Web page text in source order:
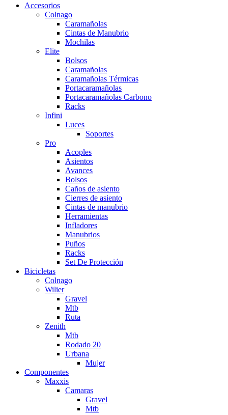
Accesorios
Colnago
Caramañolas
Cintas de Manubrio
Mochilas
Elite
Bolsos
Caramañolas
Caramañolas Térmicas
Portacaramañolas
Portacaramañolas Carbono
Racks
Infini
Luces
Soportes
Pro
Acoples
Asientos
Avances
Bolsos
Caños de asiento
Cierres de asiento
Cintas de manubrio
Herramientas
Infladores
Manubrios
Puños
Racks
Set De Protección
Bicicletas
Colnago
Wilier
Gravel
Mtb
Ruta
Zenith
Mtb
Rodado 20
Urbana
Mujer
Componentes
Maxxis
Camaras
Gravel
Mtb